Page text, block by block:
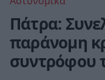
Πάτρα:
παράνομη
συντρόφου